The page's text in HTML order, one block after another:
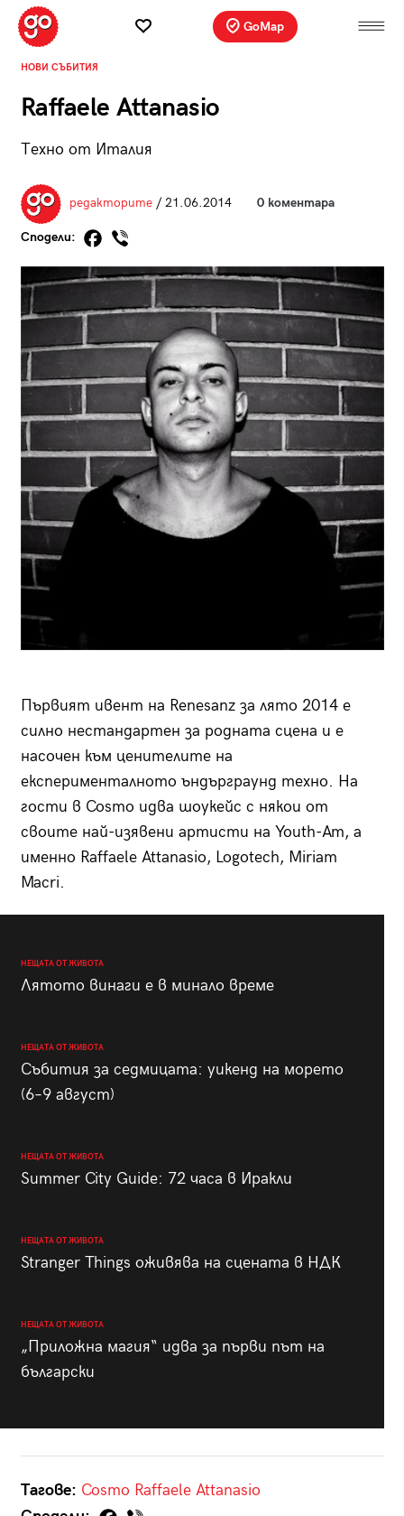
GoMap
НОВИ СЪБИТИЯ
Raffaele Attanasio
Техно от Италия
редакторите/ 21.06.2014 0 коментара
Сподели:
Първият ивент на Renesanz за лято 2014 е
силно нестандартен за родната сцена и е
насочен към ценителите на
експерименталното ъндърграунд техно. На
гости в Cosmo идва шоукейс с някои от
своите най-изявени артисти на Youth-Am, а
именно Raffaele Attanasio, Logotech, Miriam
Macri.
НЕЩАТА ОТ ЖИВОТА
Лятото винаги е в минало време
НЕЩАТА ОТ ЖИВОТА
Събития за седмицата: уикенд на морето
(6–9 август)
НЕЩАТА ОТ ЖИВОТА
Summer City Guide: 72 часа в Иракли
НЕЩАТА ОТ ЖИВОТА
Stranger Things оживява на сцената в НДК
НЕЩАТА ОТ ЖИВОТА
„Приложна магия“ идва за първи път на
български
Тагове: Cosmo Raffaele Attanasio